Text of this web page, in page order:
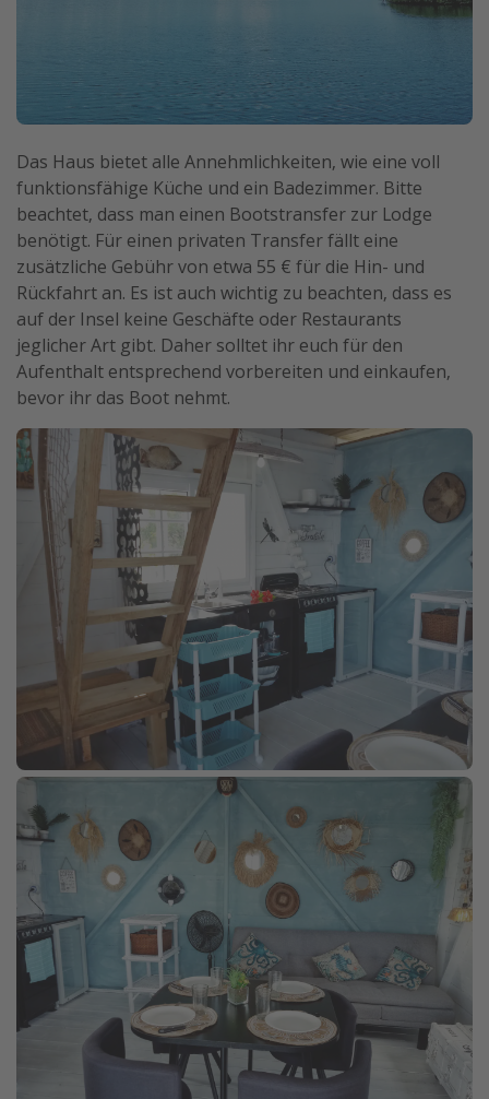
Das Haus bietet alle Annehmlichkeiten, wie eine voll
funktionsfähige Küche und ein Badezimmer. Bitte
beachtet, dass man einen Bootstransfer zur Lodge
benötigt. Für einen privaten Transfer fällt eine
zusätzliche Gebühr von etwa 55 € für die Hin- und
Rückfahrt an. Es ist auch wichtig zu beachten, dass es
auf der Insel keine Geschäfte oder Restaurants
jeglicher Art gibt. Daher solltet ihr euch für den
Aufenthalt entsprechend vorbereiten und einkaufen,
bevor ihr das Boot nehmt.